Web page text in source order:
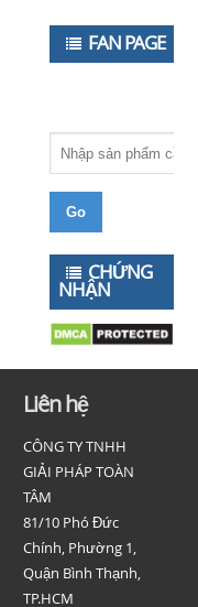
FAN PAGE
CHỨNG
NHẬN
Liên hệ
CÔNG TY TNHH
GIẢI PHÁP TOÀN
TÂM
81/10 Phó Đức
Chính, Phường 1,
Quận Bình Thạnh,
TP.HCM